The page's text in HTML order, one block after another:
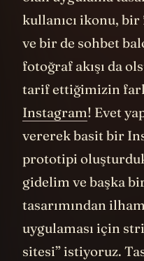
fotoğraf akışı da
tarif ettiğimizin
Instagram! Evet
vererek basit bir
prototipi
gidelim ve başka
tasarımından
uygulaması için
sitesi” istiyoruz.
yapay zeka hem
verdiğimiz örneği